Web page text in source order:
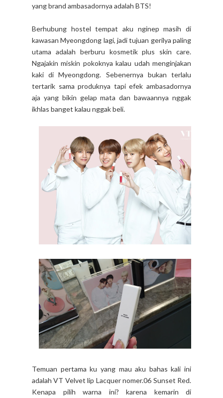
yang brand ambasadornya adalah BTS!
Berhubung hostel tempat aku nginep masih di
kawasan Myeongdong lagi, jadi tujuan gerilya paling
utama adalah berburu kosmetik plus skin care.
Ngajakin miskin pokoknya kalau udah menginjakan
kaki di Myeongdong. Sebenernya bukan terlalu
tertarik sama produknya tapi efek ambasadornya
aja yang bikin gelap mata dan bawaannya nggak
ikhlas banget kalau nggak beli.
Temuan pertama ku yang mau aku bahas kali ini
adalah VT Velvet lip Lacquer nomer.06 Sunset Red.
Kenapa pilih warna ini? karena kemarin di